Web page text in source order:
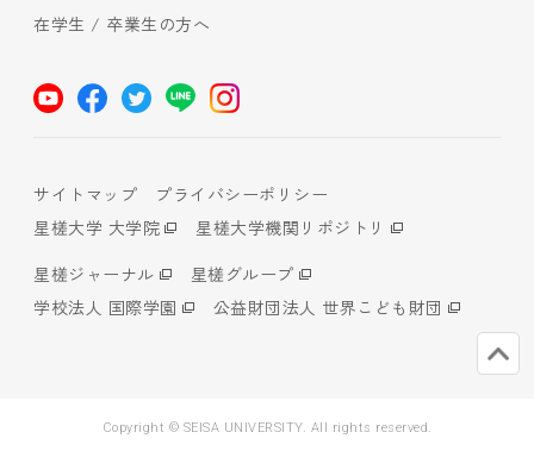
在学生 / 卒業生の方へ
サイトマップ
プライバシーポリシー
星槎大学 大学院
星槎大学機関リポジトリ
星槎ジャーナル
星槎グループ
学校法人 国際学園
公益財団法人 世界こども財団
Copyright © SEISA UNIVERSITY. All rights reserved.